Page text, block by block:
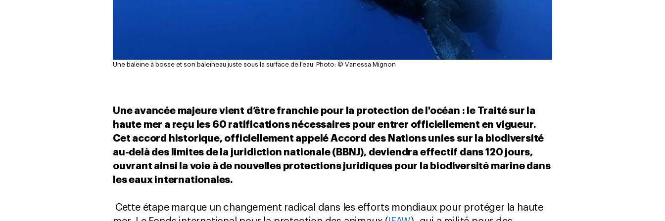
Une baleine à bosse et son baleineau juste sous la surface de l'eau. Photo: © Vanessa Mignon
Une avancée majeure vient d’être franchie pour la protection de l'océan : le Traité sur la
haute mer a reçu les 60 ratifications nécessaires pour entrer officiellement en vigueur.
Cet accord historique, officiellement appelé Accord des Nations unies sur la biodiversité
au-delà des limites de la juridiction nationale (BBNJ), deviendra effectif dans 120 jours,
ouvrant ainsi la voie à de nouvelles protections juridiques pour la biodiversité marine dans
les eaux internationales.
Cette étape marque un changement radical dans les efforts mondiaux pour protéger la haute